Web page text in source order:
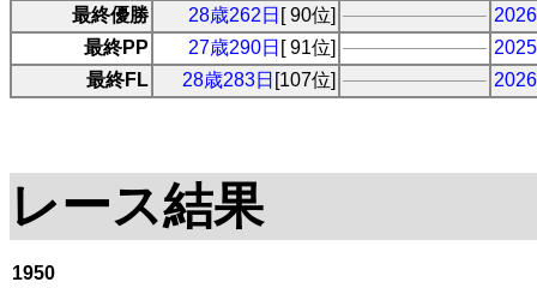
最終優勝
28歳262日 [ 90位]
最終PP
27歳290日 [ 91位]
最終FL
28歳283日 [107位]
レース結果
1950